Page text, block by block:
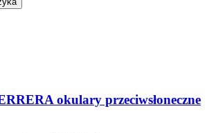
okulary przeciwsłoneczne